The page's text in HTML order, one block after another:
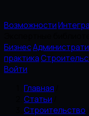
Возможности
Бизнес
практика
Войти
Главная
Статьи
Строительство